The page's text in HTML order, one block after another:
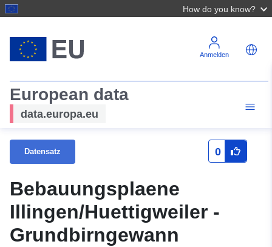
How do you know?
Anmelden
European data
data.europa.eu
Datensatz 0
Bebauungsplaene
Illingen/Huettigweiler -
Grundbirngewann